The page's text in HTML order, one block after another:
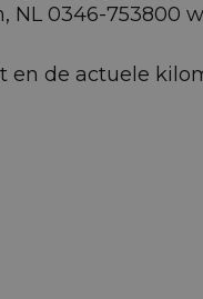
0346-753800
en de actuele